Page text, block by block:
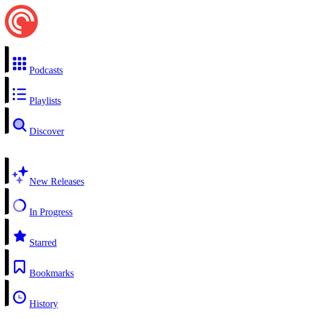
Podcasts
Playlists
Discover
New Releases
In Progress
Starred
Bookmarks
History